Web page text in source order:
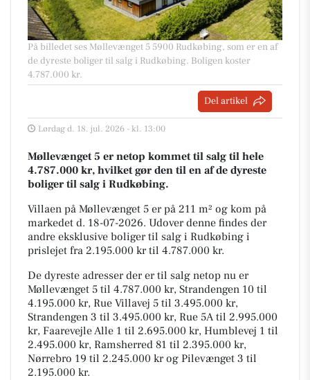
På billedet ses Møllevænget 5 5900 Rudkøbing, som er en af
de dyreste boliger til salg i Rudkøbing. Boligen koster
4.787.000 kr.
Del artikel
Lørdag d. 18. jul. 2026 - kl. 13:00
Møllevænget 5 er netop kommet til salg til hele
4.787.000 kr, hvilket gør den til en af de dyreste
boliger til salg i Rudkøbing.
Villaen på Møllevænget 5 er på 211 m² og kom på
markedet d. 18-07-2026. Udover denne findes der
andre eksklusive boliger til salg i Rudkøbing i
prislejet fra 2.195.000 kr til 4.787.000 kr.
De dyreste adresser der er til salg netop nu er
Møllevænget 5 til 4.787.000 kr, Strandengen 10 til
4.195.000 kr, Rue Villavej 5 til 3.495.000 kr,
Strandengen 3 til 3.495.000 kr, Rue 5A til 2.995.000
kr, Faarevejle Alle 1 til 2.695.000 kr, Humblevej 1 til
2.495.000 kr, Ramsherred 81 til 2.395.000 kr,
Nørrebro 19 til 2.245.000 kr og Pilevænget 3 til
2.195.000 kr.